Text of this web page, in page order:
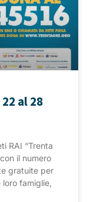
al 28
RAI “Trenta
il numero
gratuite per
famiglie,